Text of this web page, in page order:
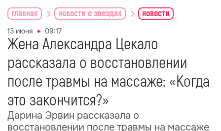
главная новости о звездах новости
13 июня 09:17
Жена Александра Цекало
рассказала о восстановлении
после травмы на массаже: «Когда
это закончится?»
Дарина Эрвин рассказала о
восстановлении после травмы на массаже